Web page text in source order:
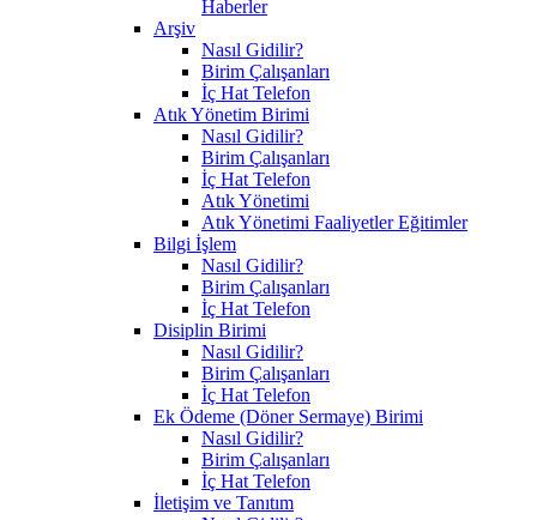
Haberler
Arşiv
Nasıl Gidilir?
Birim Çalışanları
İç Hat Telefon
Atık Yönetim Birimi
Nasıl Gidilir?
Birim Çalışanları
İç Hat Telefon
Atık Yönetimi
Atık Yönetimi Faaliyetler Eğitimler
Bilgi İşlem
Nasıl Gidilir?
Birim Çalışanları
İç Hat Telefon
Disiplin Birimi
Nasıl Gidilir?
Birim Çalışanları
İç Hat Telefon
Ek Ödeme (Döner Sermaye) Birimi
Nasıl Gidilir?
Birim Çalışanları
İç Hat Telefon
İletişim ve Tanıtım